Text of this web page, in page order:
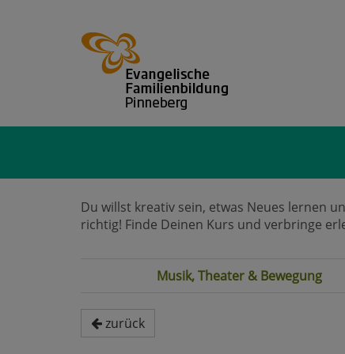
Du willst kreativ sein, etwas Neues lernen
richtig! Finde Deinen Kurs und verbringe
Musik, Theater & Bewegung
zurück